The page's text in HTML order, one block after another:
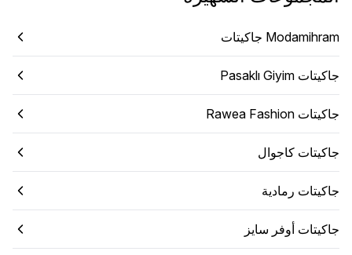
Modamihram جاكيتات
جاكيتات Pasaklı Giyim
جاكيتات Rawea Fashion
جاكيتات كاجوال
جاكيتات رمادية
جاكيتات أوفر سايز